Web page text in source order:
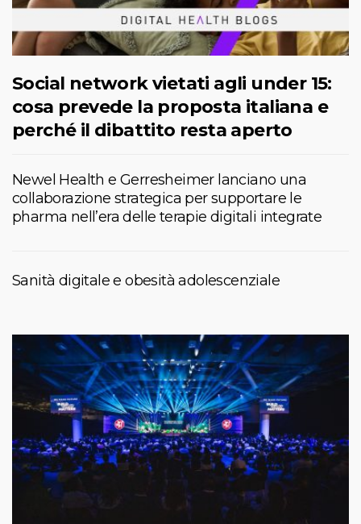
Social network vietati agli under 15:
cosa prevede la proposta italiana e
perché il dibattito resta aperto
Newel Health e Gerresheimer lanciano una
collaborazione strategica per supportare le
pharma nell’era delle terapie digitali integrate
Sanità digitale e obesità adolescenziale